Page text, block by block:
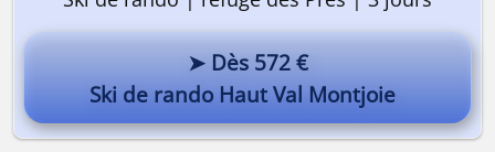
➤ Dès 572 €
Ski de rando Haut Val Montjoie